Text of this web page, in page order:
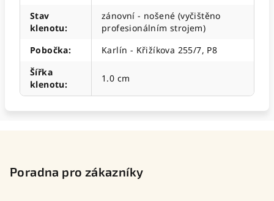
Stav
klenotu:
zánovní - nošené (vyčištěno
profesionálním strojem)
Pobočka:
Karlín - Křižíkova 255/7, P8
Šířka
klenotu:
1.0 cm
Poradna pro zákazníky